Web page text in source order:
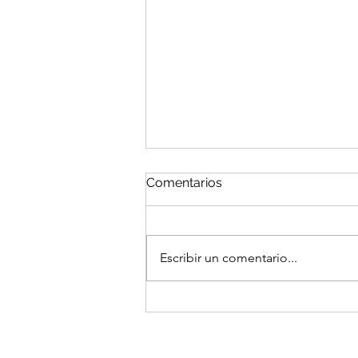
Comentarios
Escribir un comentario...